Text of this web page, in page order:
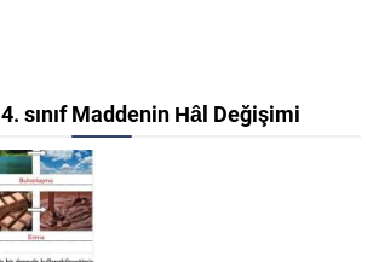
4. sınıf Maddenin Hâl Değişimi